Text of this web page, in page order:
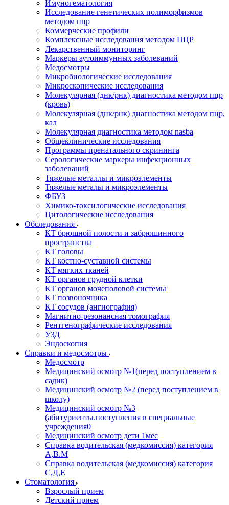
Имуногематология
Исследование генетических полиморфизмов
методом пцр
Коммерческие профили
Комплексные исследования методом ПЦР
Лекарственный мониторинг
Маркеры аутоиммунных заболеваний
Медосмотры
Микробиологические исследования
Микроскопические исследования
Молекулярная (днк/рнк) диагностика методом пцр
(кровь)
Молекулярная (днк/рнк) диагностика методом пцр,
кал
Молекулярная диагностика методом nasba
Общеклинические исследования
Программы пренатального скрининга
Серологические маркеры инфекционных
заболеваний
Тяжелые металлы и микроэлементы
Тяжелые металы и микроэлементы
ФБУЗ
Химико-токсилогические исследования
Цитологические исследования
Обследования
КТ брюшной полости и забрюшинного
пространства
КТ головы
КТ костно-суставной системы
КТ мягких тканей
КТ органов грудной клетки
КТ органов мочеполовой системы
КТ позвоночника
КТ сосудов (ангиография)
Магнитно-резонансная томография
Рентгенографические исследования
УЗД
Эндоскопия
Справки и медосмотры
Медосмотр
Медицинский осмотр №1(перед поступлением в
садик)
Медицинский осмотр №2 (перед поступлением в
школу)
Медицинский осмотр №3
(абитуриенты.поступления в специальные
учреждения0
Медицинский осмотр дети 1мес
Справка водительская (медкомиссия) категория
А,В.М
Справка водительская (медкомиссия) категория
С,Д,Е
Стоматология
Взрослый прием
Детский прием